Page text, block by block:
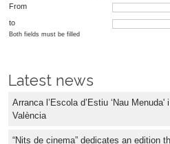
From
to
Both fields must be filled
Latest news
Arranca l’Escola d’Estiu ‘Nau
València
“Nits de cinema” dedicates an edition